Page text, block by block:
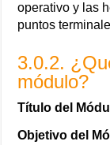
operativo y las
puntos
3.0.2.
módulo?
Título del
Objetivo del